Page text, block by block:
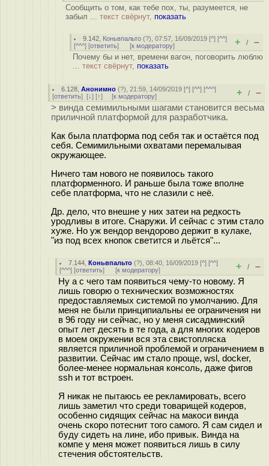
Сообщить о том, как тебе пох, ты, разумеется, не
забыл ... текст свёрнут, показать
9.142 Коньвпальто (?), 07:57, 16/09/2019 [^] [^^]
[^^^] [ответить] [к модератору] + / –
Почему бы и нет, времени вагон, поговорить люблю
... текст свёрнут, показать
6.128 ,Анонимно (?), 21:59, 14/09/2019 [^] [^^] [^^^]
[ответить] [↓] [↑] [к модератору] + / –
> винда семимильными шагами становится весьма
приличной платформой для разработчика.
Как была платформа под себя так и остаётся под
себя. Семимильными охватами перемалывая
окружающее.
Ничего там нового не появилось такого
платформенного. И раньше была тоже вполне
себе платформа, что не слазили с неё.
Др. дело, что внешне у них затеи на редкость
уродливы в итоге. Снаружи. И сейчас с этим стало
хуже. Но уж вендор вендорово держит в кулаке,
"из под всех кнопок светится и льётся"...
7.144 ,Коньвпальто (?), 08:40, 16/09/2019 [^] [^^]
[^^^] [ответить] [к модератору] + / –
Ну а с чего там появиться чему-то новому. Я
лишь говорю о технических возможностях
предоставляемых системой по умолчанию. Для
меня не были принципиальны ее ограничения ни
в 96 году ни сейчас, но у меня сисадминский
опыт лет десять в те года, а для многих кодеров
в моем окружении вся эта свистопляска
является приличной проблемой и ограничением в
развитии. Сейчас им стало проще, wsl, docker,
более-менее нормальная консоль, даже фигов
ssh и тот встроен.
Я никак не пытаюсь ее рекламировать, всего
лишь заметил что среди товарищей кодеров,
особенно сидящих сейчас на макоси винда
очень скоро потеснит того самого. Я сам сидел и
буду сидеть на лине, ибо привык. Винда на
компе у меня может появиться лишь в силу
стечения обстоятельств.